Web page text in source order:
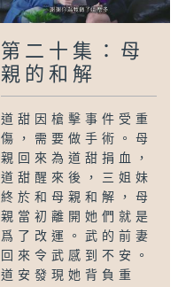
第二十集：母
親的和解
道甜因槍擊事件受重
傷，需要做手術。母
親回來為道甜捐血，
道甜醒來後，三姐妹
終於和母親和解，母
親當初離開她們就是
爲了改運。武的前妻
回來令武感到不安。
道安發現她背負重